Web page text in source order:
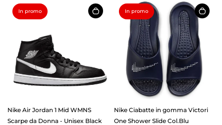
In promo
Nike Air Jordan 1 Mid WMNS
Scarpe da Donna - Unisex Black
In promo
Nike Ciabatte in gomma Victori
One Shower Slide Col.Blu